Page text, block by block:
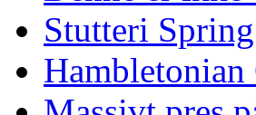
Stutteri